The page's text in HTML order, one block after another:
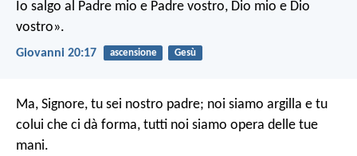
Io salgo al Padre mio e Padre vostro, Dio mio e Dio
vostro».
Giovanni 20:17 ascensione Gesù
Ma, Signore, tu sei nostro padre; noi siamo argilla e tu
colui che ci dà forma, tutti noi siamo opera delle tue
mani.